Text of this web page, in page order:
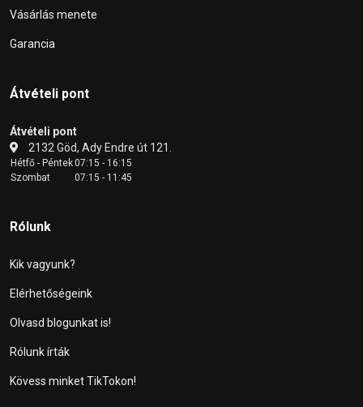
Vásárlás menete
Garancia
Átvételi pont
Átvételi pont
2132 Göd, Ady Endre út 121.
Hétfő - Péntek07:15 - 16:15
Szombat
07:15 - 11:45
Rólunk
Kik vagyunk?
Elérhetőségeink
Olvasd blogunkat is!
Rólunk írták
Kövess minket TikTokon!